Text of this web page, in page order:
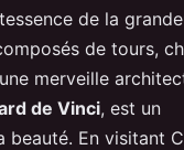
de la
de tours,
merveille
de Vinci, est un
En visitant